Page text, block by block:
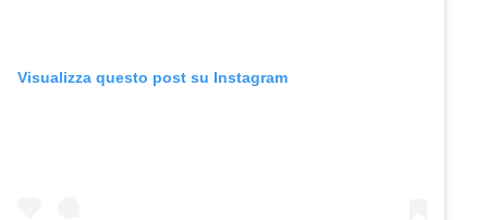
Visualizza questo post su Instagram